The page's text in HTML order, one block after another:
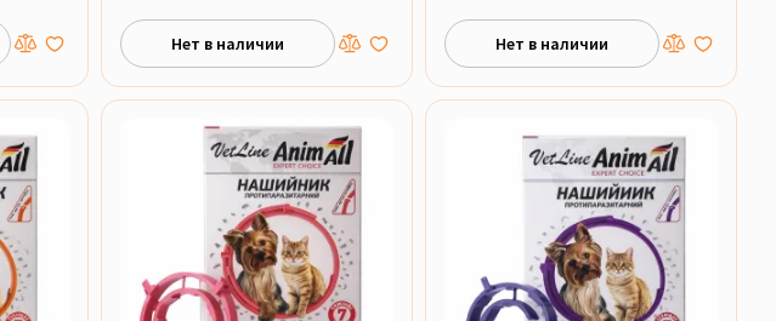
Нет в наличии Нет в наличии